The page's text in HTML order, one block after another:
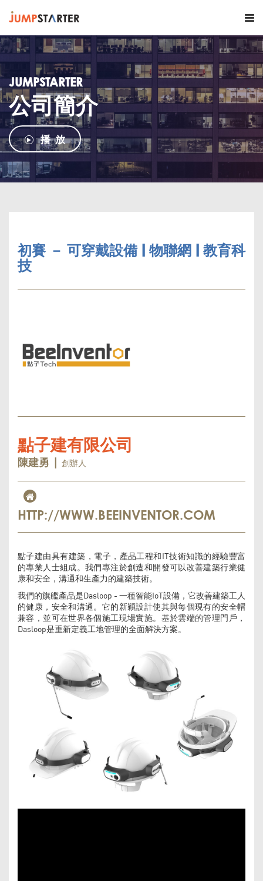
JUMPSTARTER
公司簡介
播 放
初賽 － 可穿戴設備 | 物聯網 | 教育科
技
點子建有限公司
陳建勇 | 創辦人
HTTP://WWW.BEEINVENTOR.COM
點子建由具有建築，電子，產品工程和IT技術知識的經驗豐富
的專業人士組成。我們專注於創造和開發可以改善建築行業健
康和安全，溝通和生產力的建築技術。
我們的旗艦產品是Dasloop - 一種智能IoT設備，它改善建築工人
的健康，安全和溝通。它的新穎設計使其與每個現有的安全帽
兼容，並可在世界各個施工現場實施。基於雲端的管理門戶，
Dasloop是重新定義工地管理的全面解決方案。